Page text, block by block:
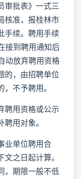
审批表》一式三
核准，报桂林市
手续。聘用手续
接到聘用通知后
动放弃聘用资格
的，由招聘单位
不予聘用。
用资格或公示
用对象。
单位聘用合
之日起计算。
，期限一般不低